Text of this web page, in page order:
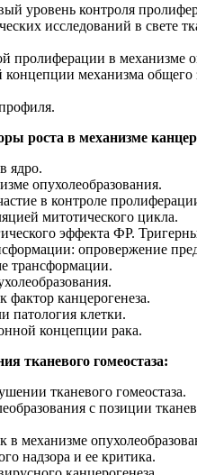
уровень контроля
исследований в свете
пролиферации в механизме
механизма общего
роста в механизме
ядро.
опухолеобразования.
в контроле
митотического цикла.
эффекта ФР.
опровержение
трансформации.
канцерогенеза.
патология клетки.
концепции рака.
тканевого гомеостаза:
тканевого гомеостаза.
с позиции
механизме
надзора и ее критика.